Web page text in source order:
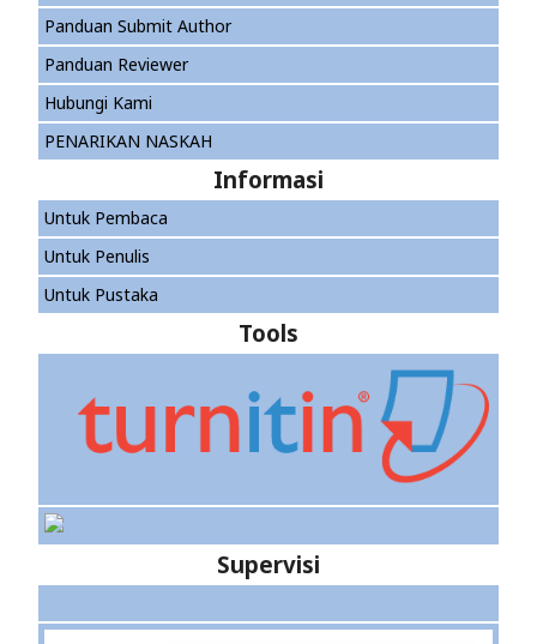
Panduan Submit Author
Panduan Reviewer
Hubungi Kami
PENARIKAN NASKAH
Informasi
Untuk Pembaca
Untuk Penulis
Untuk Pustaka
Tools
Supervisi